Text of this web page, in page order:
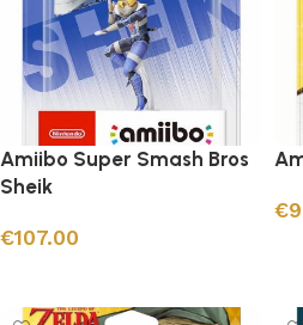
Amiibo Super Smash Bros
Sheik
€107.00
€